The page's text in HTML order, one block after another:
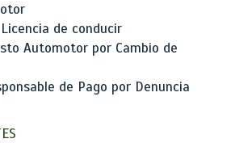
de conducir
Automotor por Cambio de
de Pago por Denuncia